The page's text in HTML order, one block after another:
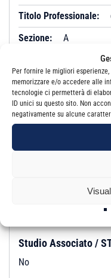
Per fornire le migliori
memorizzare e/o accedere alle
tecnologie ci permetterà di
ID unici su questo sito. Non
negativamente su alcune
Titolo Professionale:
Sezione:
A
Si
Iscrizione:
Albo
Studio
VIALE
095
Studio Associato /
No